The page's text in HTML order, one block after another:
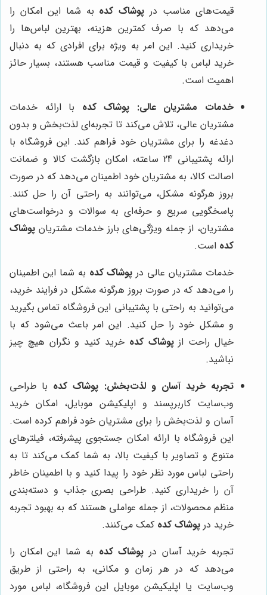
قیمت‌های مناسب در پوشاک کده به شما این امکان را
می‌دهد که با صرف کمترین هزینه، بهترین لباس‌ها را
خریداری کنید. این امر به ویژه برای افرادی که به دنبال
خرید لباس با کیفیت و قیمت مناسب هستند، بسیار حائز
اهمیت است.
خدمات مشتریان عالی: پوشاک کده با ارائه خدمات
مشتریان عالی، تلاش می‌کند تا تجربه‌ای لذت‌بخش و بدون
دغدغه را برای مشتریان خود فراهم کند. این فروشگاه با
ارائه پشتیبانی 24 ساعته، امکان بازگشت کالا و ضمانت
اصالت کالا، به مشتریان خود اطمینان می‌دهد که در صورت
بروز هرگونه مشکل، می‌توانند به راحتی آن را حل کنند.
پاسخگویی سریع و حرفه‌ای به سوالات و درخواست‌های
مشتریان، از جمله ویژگی‌های بارز خدمات مشتریان پوشاک
کده است.
خدمات مشتریان عالی در پوشاک کده به شما این اطمینان
را می‌دهد که در صورت بروز هرگونه مشکل در فرایند خرید،
می‌توانید به راحتی با پشتیبانی این فروشگاه تماس بگیرید
و مشکل خود را حل کنید. این امر باعث می‌شود که با
خیال راحت ازپوشاک کده خرید کنید و نگران هیچ چیز
نباشید.
تجربه خرید آسان و لذت‌بخش: پوشاک کده با طراحی
وب‌سایت کاربرپسند و اپلیکیشن موبایل، امکان خرید
آسان و لذت‌بخش را برای مشتریان خود فراهم کرده است.
این فروشگاه با ارائه امکان جستجوی پیشرفته، فیلترهای
متنوع و تصاویر با کیفیت بالا، به شما کمک می‌کند تا به
راحتی لباس مورد نظر خود را پیدا کنید و با اطمینان خاطر
آن را خریداری کنید. طراحی بصری جذاب و دسته‌بندی
منظم محصولات، از جمله عواملی هستند که به بهبود تجربه
خرید در پوشاک کده کمک می‌کنند.
تجربه خرید آسان در پوشاک کده به شما این امکان را
می‌دهد که در هر زمان و مکانی، به راحتی از طریق
وب‌سایت یا اپلیکیشن موبایل این فروشگاه، لباس مورد